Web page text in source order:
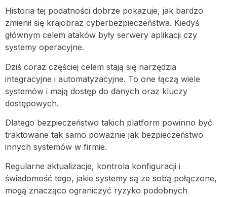
Historia tej podatności dobrze pokazuje, jak bardzo
zmienił się krajobraz cyberbezpieczeństwa. Kiedyś
głównym celem ataków były serwery aplikacji czy
systemy operacyjne.
Dziś coraz częściej celem stają się narzędzia
integracyjne i automatyzacyjne. To one łączą wiele
systemów i mają dostęp do danych oraz kluczy
dostępowych.
Dlatego bezpieczeństwo takich platform powinno być
traktowane tak samo poważnie jak bezpieczeństwo
innych systemów w firmie.
Regularne aktualizacje, kontrola konfiguracji i
świadomość tego, jakie systemy są ze sobą połączone,
mogą znacząco ograniczyć ryzyko podobnych